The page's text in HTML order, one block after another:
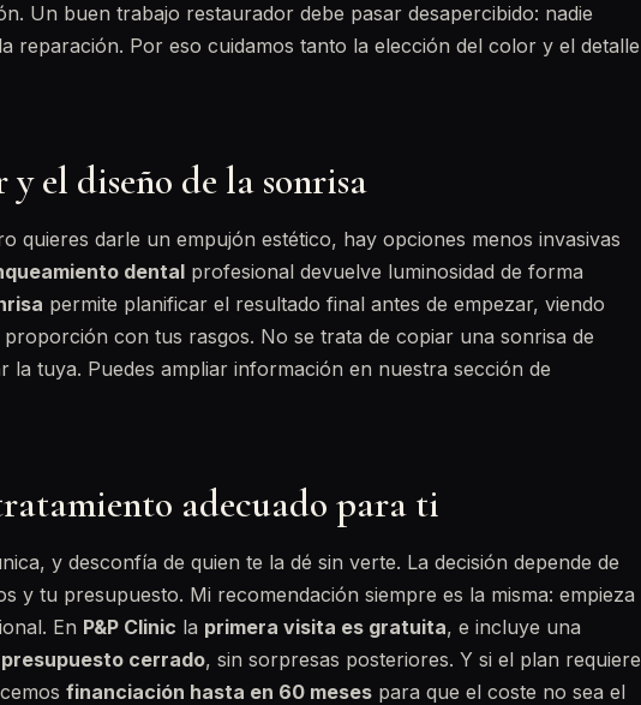
Un buen trabajo restaurador debe pasar desapercibido: nadie
reparación. Por eso cuidamos tanto la elección del color y el detalle
el diseño de la sonrisa
quieres darle un empujón estético, hay opciones menos invasivas
dental profesional devuelve luminosidad de forma
permite planificar el resultado final antes de empezar, viendo
con tus rasgos. No se trata de copiar una sonrisa de
la tuya. Puedes ampliar información en nuestra sección de
adecuado para ti
y desconfía de quien te la dé sin verte. La decisión depende de
y tu presupuesto. Mi recomendación siempre es la misma: empieza
En P&P Clinic la primera visita es gratuita, e incluye una
presupuesto cerrado, sin sorpresas posteriores. Y si el plan requiere
financiación hasta en 60 meses para que el coste no sea el